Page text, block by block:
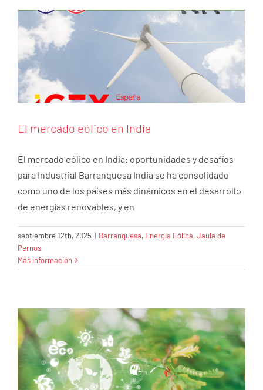
El mercado eólico en India
El mercado eólico en India: oportunidades y desafíos
para Industrial Barranquesa India se ha consolidado
como uno de los países más dinámicos en el desarrollo
de energías renovables, y en
septiembre 12th, 2025 | Barranquesa, Energía Eólica,Jaula de
Pernos
Más información
CBAM y el sector eólico